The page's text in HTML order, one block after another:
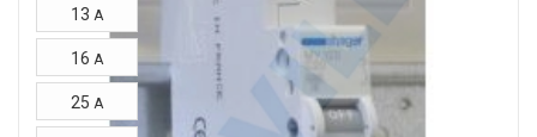
13 A
16 A
25 A